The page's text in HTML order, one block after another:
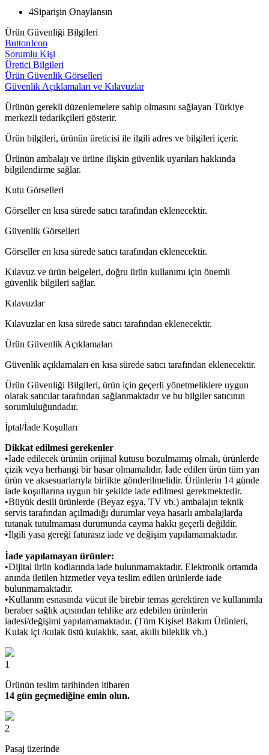
4Siparişin Onaylansın
Ürün Güvenliği Bilgileri
ButtonIcon
Sorumlu Kişi
Üretici Bilgileri
Ürün Güvenlik Görselleri
Güvenlik Açıklamaları ve Kılavuzlar
Ürünün gerekli düzenlemelere sahip olmasını sağlayan Türkiye
merkezli tedarikçileri gösterir.
Ürün bilgileri, ürünün üreticisi ile ilgili adres ve bilgileri içerir.
Ürünün ambalajı ve ürüne ilişkin güvenlik uyarıları hakkında
bilgilendirme sağlar.
Kutu Görselleri
Görseller en kısa sürede satıcı tarafından eklenecektir.
Güvenlik Görselleri
Görseller en kısa sürede satıcı tarafından eklenecektir.
Kılavuz ve ürün belgeleri, doğru ürün kullanımı için önemli
güvenlik bilgileri sağlar.
Kılavuzlar
Kılavuzlar en kısa sürede satıcı tarafından eklenecektir.
Ürün Güvenlik Açıklamaları
Güvenlik açıklamaları en kısa sürede satıcı tarafından eklenecektir.
Ürün Güvenliği Bilgileri, ürün için geçerli yönetmeliklere uygun
olarak satıcılar tarafından sağlanmaktadır ve bu bilgiler satıcının
sorumluluğundadır.
İptal/İade Koşulları
Dikkat edilmesi gerekenler
•İade edilecek ürünün orijinal kutusu bozulmamış olmalı, ürünlerde
çizik veya herhangi bir hasar olmamalıdır. İade edilen ürün tüm yan
ürün ve aksesuarlarıyla birlikte gönderilmelidir. Ürünlerin 14 günde
iade koşullarına uygun bir şekilde iade edilmesi gerekmektedir.
•Büyük desili ürünlerde (Beyaz eşya, TV vb.) ambalajın teknik
servis tarafından açılmadığı durumlar veya hasarlı ambalajlarda
tutanak tutulmaması durumunda cayma hakkı geçerli değildir.
•İlgili yasa gereği faturasız iade ve değişim yapılamamaktadır.
İade yapılamayan ürünler:
•Dijital ürün kodlarında iade bulunmamaktadır. Elektronik ortamda
anında iletilen hizmetler veya teslim edilen ürünlerde iade
bulunmamaktadır.
•Kullanım esnasında vücut ile birebir temas gerektiren ve kullanımla
beraber sağlık açısından tehlike arz edebilen ürünlerin
iadesi/değişimi yapılamamaktadır. (Tüm Kişisel Bakım Ürünleri,
Kulak içi /kulak üstü kulaklık, saat, akıllı bileklik vb.)
1
Ürünün teslim tarihinden itibaren
14 gün geçmediğine emin olun.
2
Pasaj üzerinde